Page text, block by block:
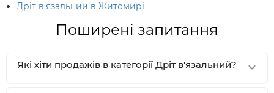
Дріт в'язальний в Житомирі
Поширені запитання
Які хіти продажів в категорії Дріт в'язальний?